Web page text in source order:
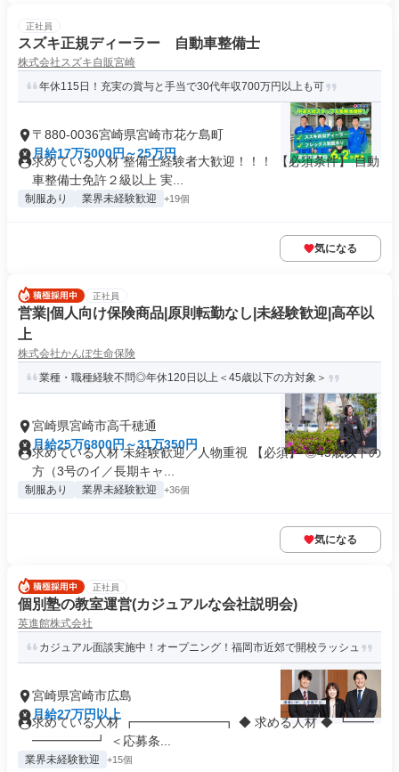
正社員
スズキ正規ディーラー 自動車整備士
株式会社スズキ自販宮崎
年休115日！充実の賞与と手当で30代年収700万円以上も可
〒880-0036宮崎県宮崎市花ケ島町
月給17万5000円～25万円
求めている人材 整備士経験者大歓迎！！！ 【必須条件】 自動
車整備士免許２級以上 実...
制服あり 業界未経験歓迎 +19個
気になる
正社員
営業|個人向け保険商品|原則転勤なし|未経験歓迎|高卒以
上
株式会社かんぽ生命保険
業種・職種経験不問◎年休120日以上＜45歳以下の方対象＞
宮崎県宮崎市高千穂通
月給25万6800円～31万350円
求めている人材 未経験歓迎／人物重視 【必須】 ◎45歳以下の
方（3号のイ／長期キャ...
制服あり 業界未経験歓迎 +36個
気になる
正社員
個別塾の教室運営(カジュアルな会社説明会)
英進館株式会社
カジュアル面談実施中！オープニング！福岡市近郊で開校ラッシュ
宮崎県宮崎市広島
月給27万円以上
求めている人材 ┏━━━━━━━┓ ◆ 求める人材 ◆ ┗━━
━━━━━┛ ＜応募条...
業界未経験歓迎 +15個